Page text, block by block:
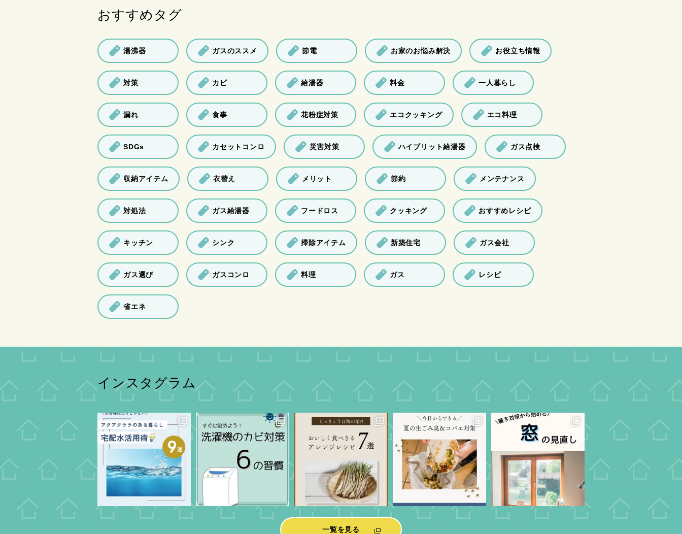
おすすめタグ
湯沸器 ガスのススメ 節電 お家のお悩み解決 お役立ち情報
対策 カビ 給湯器 料金 一人暮らし
漏れ 食事 花粉症対策 エコクッキング エコ料理
SDGs カセットコンロ 災害対策 ハイブリット給湯器 ガス点検
収納アイテム 衣替え メリット 節約 メンテナンス
対処法 ガス給湯器 フードロス クッキング おすすめレシピ
キッチン シンク 掃除アイテム 新築住宅 ガス会社
ガス選び ガスコンロ 料理 ガス レシピ
省エネ
インスタグラム
一覧を見る